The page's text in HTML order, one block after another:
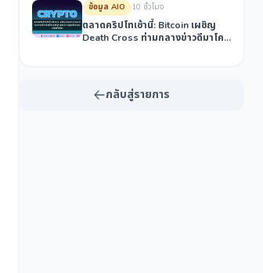
ข้อมูล AIO 10 ชั่วโมง
ตลาดคริปโทเช้านี้: Bitcoin เผชิญ
Death Cross ท่ามกลางข่าวดีมาโคร
กลับสู่รายการ